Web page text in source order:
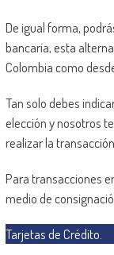
De igual forma,
bancaria, esta
Colombia como
Tan solo debes
elección y nosotros
realizar la transacción.
Para transacciones
medio de
Tarjetas de Crédito.